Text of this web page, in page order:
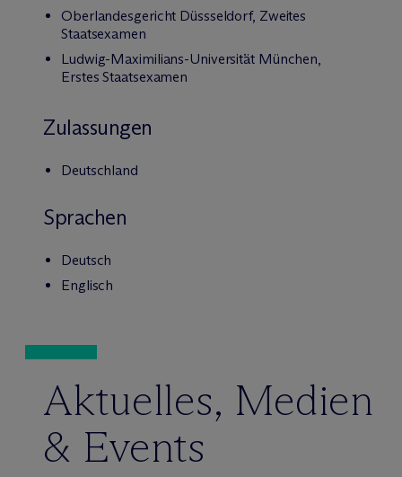
Oberlandesgericht Düssseldorf, Zweites
Staatsexamen
Ludwig-Maximilians-Universität München,
Erstes Staatsexamen
Zulassungen
Deutschland
Sprachen
Deutsch
Englisch
Aktuelles, Medien
& Events